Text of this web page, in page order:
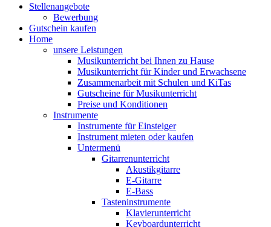
Stellenangebote
Bewerbung
Gutschein kaufen
Home
unsere Leistungen
Musikunterricht bei Ihnen zu Hause
Musikunterricht für Kinder und Erwachsene
Zusammenarbeit mit Schulen und KiTas
Gutscheine für Musikunterricht
Preise und Konditionen
Instrumente
Instrumente für Einsteiger
Instrument mieten oder kaufen
Untermenü
Gitarrenunterricht
Akustikgitarre
E-Gitarre
E-Bass
Tasteninstrumente
Klavierunterricht
Keyboardunterricht